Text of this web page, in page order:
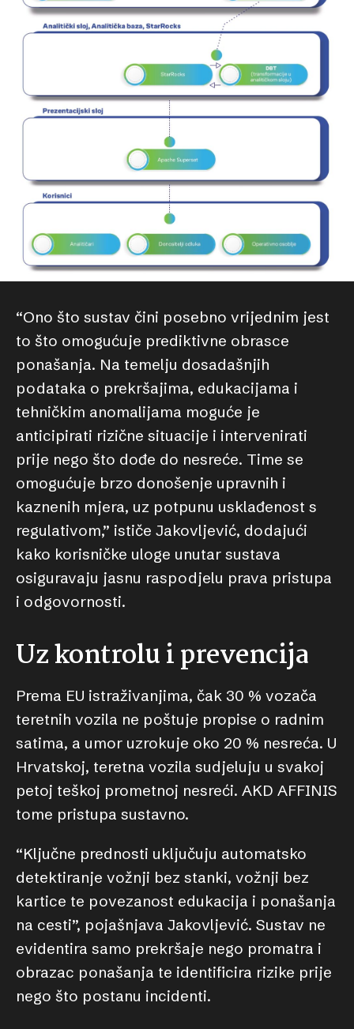
“Ono što sustav čini posebno vrijednim jest
to što omogućuje prediktivne obrasce
ponašanja. Na temelju dosadašnjih
podataka o prekršajima, edukacijama i
tehničkim anomalijama moguće je
anticipirati rizične situacije i intervenirati
prije nego što dođe do nesreće. Time se
omogućuje brzo donošenje upravnih i
kaznenih mjera, uz potpunu usklađenost s
regulativom,” ističe Jakovljević, dodajući
kako korisničke uloge unutar sustava
osiguravaju jasnu raspodjelu prava pristupa
i odgovornosti.
Uz kontrolu i prevencija
Prema EU istraživanjima, čak 30 % vozača
teretnih vozila ne poštuje propise o radnim
satima, a umor uzrokuje oko 20 % nesreća. U
Hrvatskoj, teretna vozila sudjeluju u svakoj
petoj teškoj prometnoj nesreći. AKD AFFINIS
tome pristupa sustavno.
“Ključne prednosti uključuju automatsko
detektiranje vožnji bez stanki, vožnji bez
kartice te povezanost edukacija i ponašanja
na cesti”, pojašnjava Jakovljević. Sustav ne
evidentira samo prekršaje nego promatra i
obrazac ponašanja te identificira rizike prije
nego što postanu incidenti.